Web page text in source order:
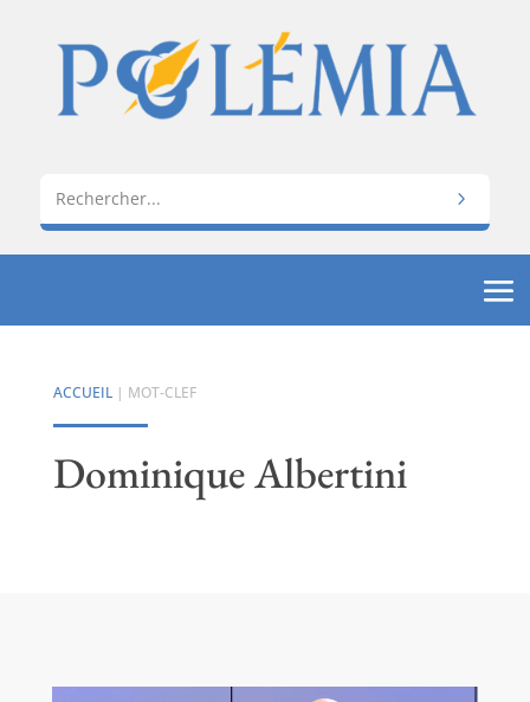
ACCUEIL| MOT-CLEF
Dominique Albertini